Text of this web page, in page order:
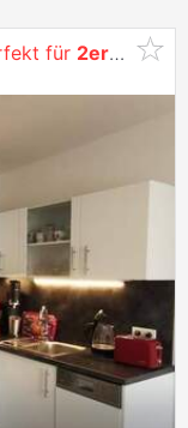
für 2er-WG